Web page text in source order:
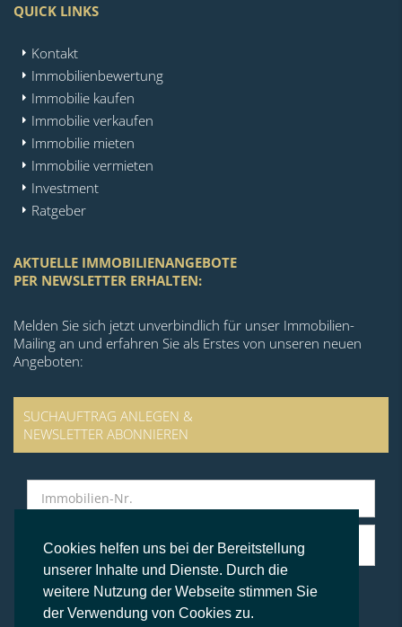
Cookies helfen uns bei der Bereitstellung
unserer Inhalte und Dienste. Durch die
weitere Nutzung der Webseite stimmen Sie
der Verwendung von Cookies zu.
QUICK LINKS
Kontakt
Immobilienbewertung
Immobilie kaufen
Immobilie verkaufen
Immobilie mieten
Immobilie vermieten
Investment
Ratgeber
AKTUELLE IMMOBILIENANGEBOTE
PER NEWSLETTER ERHALTEN:
Melden Sie sich jetzt unverbindlich für unser Immobilien-
Mailing an und erfahren Sie als Erstes von unseren neuen
Angeboten:
SUCHAUFTRAG ANLEGEN &
NEWSLETTER ABONNIEREN
© BS Immobilien Kontor